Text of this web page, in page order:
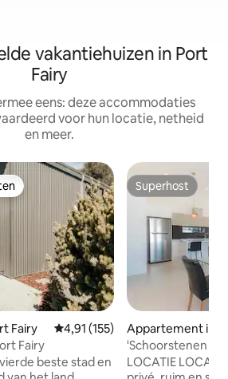
vakantiehuizen in Port
Fairy
eens: deze accommodaties
voor hun locatie, netheid
en meer.
Fairy Gemiddelde beoordeling van
4,91 (155)
Fairy
beste stad en
Superhost
Superhost
Appartement in
'Schoorstenen op
Port Fairy
LOCATIE